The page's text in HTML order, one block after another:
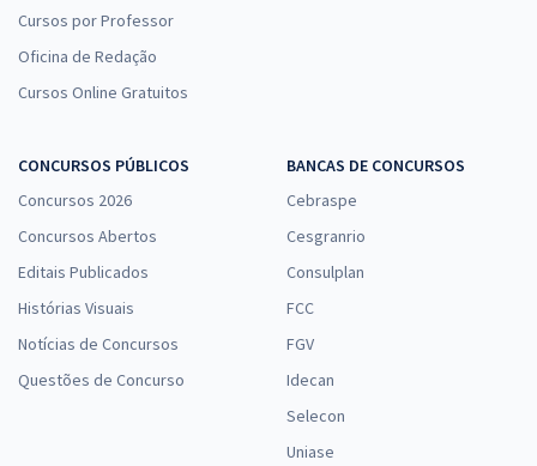
Cursos por Professor
Oficina de Redação
Cursos Online Gratuitos
CONCURSOS PÚBLICOS
Concursos 2026
Concursos Abertos
Editais Publicados
Histórias Visuais
Notícias de Concursos
Questões de Concurso
BANCAS DE CONCURSOS
Cebraspe
Cesgranrio
Consulplan
FCC
FGV
Idecan
Selecon
Uniase